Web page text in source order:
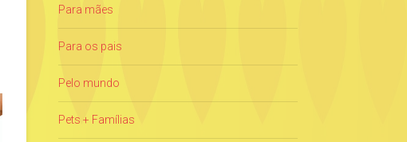
Para mães
Para os pais
Pelo mundo
Pets + Famílias